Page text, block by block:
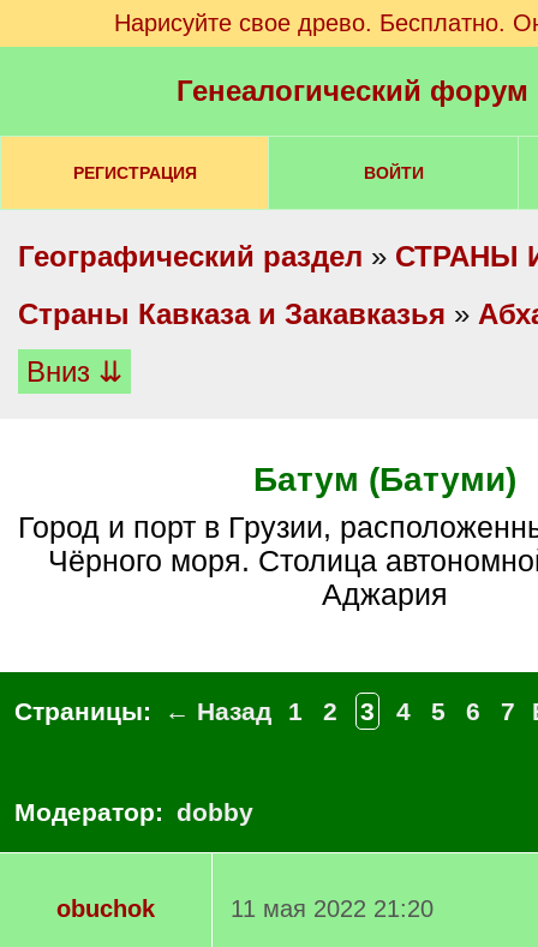
Нарисуйте свое древо. Бесплатно.
Генеалогический
РЕГИСТРАЦИЯ ВОЙТИ
Географический раздел » СТРАНЫ
Cтраны Кавказа и Закавказья »
Вниз ⇊
Батум (Батуми)
Город и порт в Грузии, расположенный у побережья
Чёрного моря. Столица
Аджария
Страницы: ← Назад 1 2 3 4 5 6 7
Модератор: dobby
obuchok
11 мая 2022 21:20